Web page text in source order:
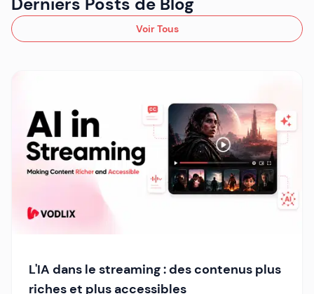
Voir Tous
L'IA dans le streaming : des contenus plus
riches et plus accessibles